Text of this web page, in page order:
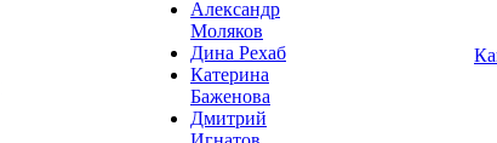
Александр
Моляков
Дина Рехаб
Катерина
Баженова
Дмитрий